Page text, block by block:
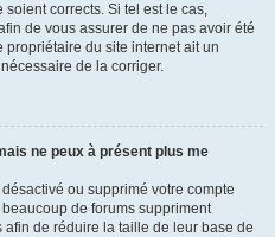
soient corrects. Si tel est le cas,
de vous assurer de ne pas avoir été
du site internet ait un
de la corriger.
ne peux à présent plus me
désactivé ou supprimé votre compte
de forums suppriment
de réduire la taille de leur base de